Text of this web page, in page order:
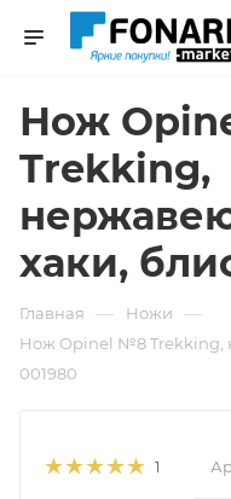
Нож
Trekking,
хаки,
Главная — Ножи —
Нож Opinel №8 Trekking,
001980
1